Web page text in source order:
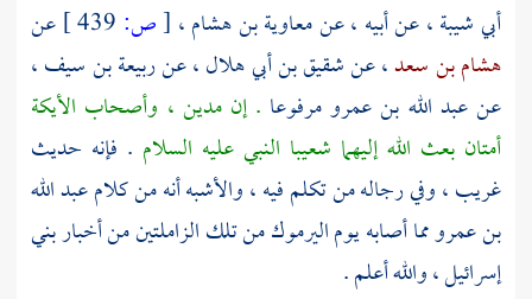
أبي شيبة، عن أبيه ، عنمعاوية بن هشام، [ص:
عن
هشام بن سعد، عنشقيق بن أبي هلال، عنربيعة بن سيف،
عنعبد الله بن عمرومرفوعا . إنمدين ، وأصحاب الأيكة
أمتان بعث الله إليهما شعيبا النبي عليه السلام . فإنه حديث
غريب ، وفي رجاله من تكلم فيه ، والأشبه أنه من كلامعبد الله
بن عمرومما أصابه يوماليرموكمن تلك الزاملتين من أخباربني
إسرائيل، والله أعلم .